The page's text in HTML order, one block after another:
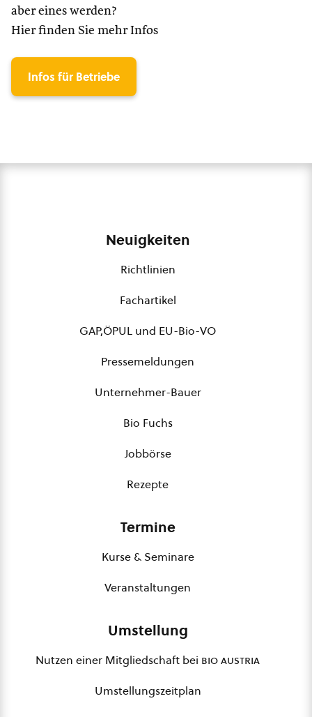
aber eines werden?
Hier finden Sie mehr Infos
Infos für Betriebe
Neuigkeiten
Richtlinien
Fachartikel
GAP,ÖPUL und EU-Bio-VO
Pressemeldungen
Unternehmer-Bauer
Bio Fuchs
Jobbörse
Rezepte
Termine
Kurse & Seminare
Veranstaltungen
Umstellung
Nutzen einer Mitgliedschaft bei bio austria
Umstellungszeitplan